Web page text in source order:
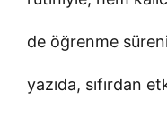
de öğrenme
yazıda, sıfırdan